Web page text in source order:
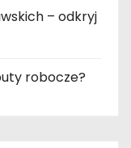
– odkryj
robocze?